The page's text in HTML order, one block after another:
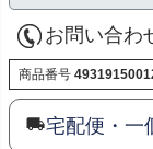
お問い合わ
商品番号
宅配便・一